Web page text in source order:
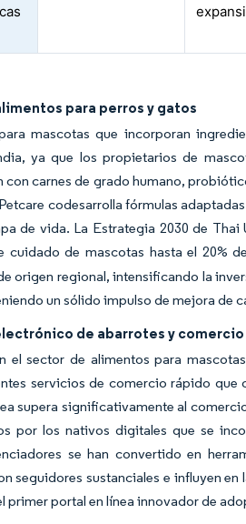
para perros y gatos
mascotas que incorporan
ya que los propietarios de
carnes de grado humano,
codesarrolla fórmulas
de vida. La Estrategia 2030 de
de mascotas hasta el 20%
origen regional, intensificando la
un sólido impulso de mejora de
de abarrotes y
el sector de alimentos para
servicios de comercio rápido
supera significativamente al
por los nativos digitales que se
se han convertido en
seguidores sustanciales e influyen
portal en línea innovador de